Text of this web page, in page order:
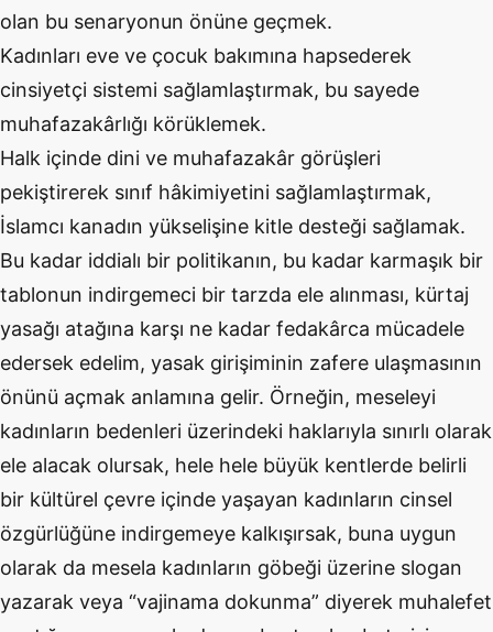
olan bu senaryonun önüne geçmek.
Kadınları eve ve çocuk bakımına hapsederek
cinsiyetçi sistemi sağlamlaştırmak, bu sayede
muhafazakârlığı körüklemek.
Halk içinde dini ve muhafazakâr görüşleri
pekiştirerek sınıf hâkimiyetini sağlamlaştırmak,
İslamcı kanadın yükselişine kitle desteği sağlamak.
Bu kadar iddialı bir politikanın, bu kadar karmaşık bir
tablonun indirgemeci bir tarzda ele alınması, kürtaj
yasağı atağına karşı ne kadar fedakârca mücadele
edersek edelim, yasak girişiminin zafere ulaşmasının
önünü açmak anlamına gelir. Örneğin, meseleyi
kadınların bedenleri üzerindeki haklarıyla sınırlı olarak
ele alacak olursak, hele hele büyük kentlerde belirli
bir kültürel çevre içinde yaşayan kadınların cinsel
özgürlüğüne indirgemeye kalkışırsak, buna uygun
olarak da mesela kadınların göbeği üzerine slogan
yazarak veya “vajinama dokunma” diyerek muhalefet